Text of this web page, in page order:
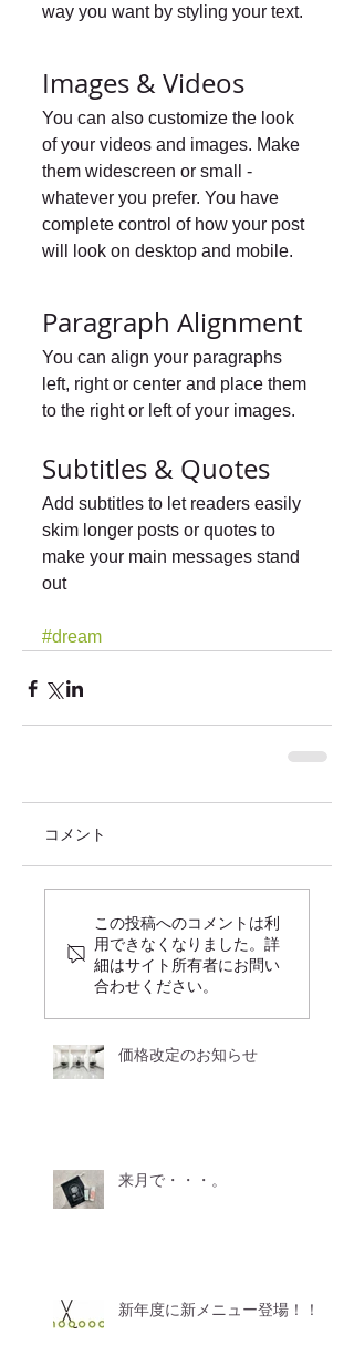
way you want by styling your text.
Images & Videos
You can also customize the look
of your videos and images. Make
them widescreen or small -
whatever you prefer. You have
complete control of how your post
will look on desktop and mobile.
Paragraph Alignment
You can align your paragraphs
left, right or center and place them
to the right or left of your images.
Subtitles & Quotes
Add subtitles to let readers easily
skim longer posts or quotes to
make your main messages stand
out
#dream
コメント
この投稿へのコメントは利
用できなくなりました。詳
細はサイト所有者にお問い
合わせください。
価格改定のお知らせ
来月で・・・。
新年度に新メニュー登場！！